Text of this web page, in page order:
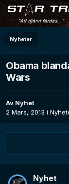
Nyheter
Obama
Wars
Av Nyhet
2 Mars, 2013 i
Nyhet